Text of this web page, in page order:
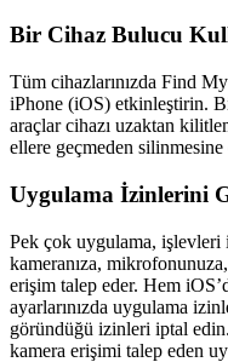
Bir Cihaz Bulucu
Tüm cihazlarınızda Find
iPhone (iOS) etkinleştirin.
araçlar cihazı uzaktan
ellere geçmeden silinmesine
Uygulama İzinlerini
Pek çok uygulama, işlevleri
kameranıza,
erişim talep eder. Hem
ayarlarınızda uygulama
göründüğü izinleri iptal
kamera erişimi talep eden